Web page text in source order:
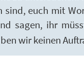
sind, euch mit
sagen, ihr
wir keinen